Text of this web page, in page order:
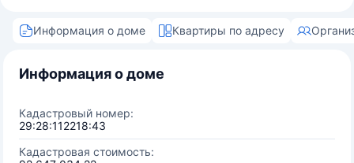
Информация о доме Квартиры по адресу
Информация о доме
Кадастровый номер:
29:28:112218:43
Кадастровая стоимость: